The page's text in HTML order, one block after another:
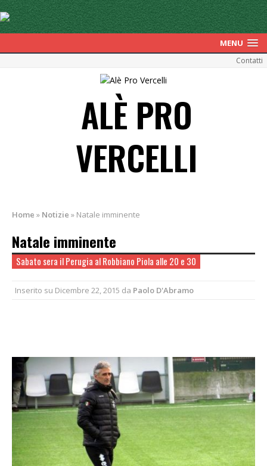
MENU
Contatti
ALÈ PRO
VERCELLI
Home » Notizie » Natale imminente
Natale imminente
Sabato sera il Perugia al Robbiano Piola alle 20 e 30
Inserito su Dicembre 22, 2015 da Paolo D'Abramo